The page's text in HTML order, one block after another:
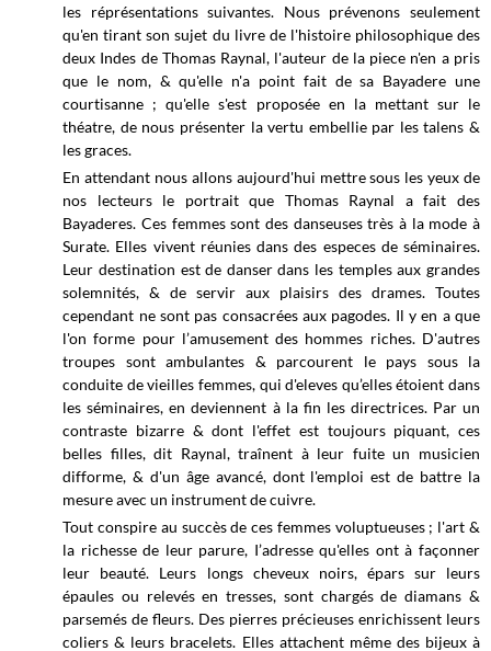
les réprésentations suivantes. Nous prévenons seulement
qu'en tirant son sujet du livre de l'histoire philosophique des
deux Indes de Thomas Raynal, l'auteur de la piece n'en a pris
que le nom, & qu'elle n'a point fait de sa Bayadere une
courtisanne ; qu'elle s'est proposée en la mettant sur le
théatre, de nous présenter la vertu embellie par les talens &
les graces.
En attendant nous allons aujourd'hui mettre sous les yeux de
nos lecteurs le portrait que Thomas Raynal a fait des
Bayaderes. Ces femmes sont des danseuses très à la mode à
Surate. Elles vivent réunies dans des especes de séminaires.
Leur destination est de danser dans les temples aux grandes
solemnités, & de servir aux plaisirs des drames. Toutes
cependant ne sont pas consacrées aux pagodes. Il yen a que
l'on forme pour l’amusement des hommes riches. D'autres
troupes sont ambulantes & parcourent le pays sous la
conduite de vieilles femmes, qui d'eleves qu’elles étoient dans
les séminaires, en deviennent à la fin les directrices. Par un
contraste bizarre & dont l'effet est toujours piquant, ces
belles filles, dit Raynal, traînent à leur fuite un musicien
difforme, & d'un âge avancé, dont l'emploi est de battre la
mesure avec un instrument de cuivre.
Tout conspire au succès de ces femmes voluptueuses ; l'art &
la richesse de leur parure, I’adresse qu'elles ont à façonner
leur beauté. Leurs longs cheveux noirs, épars sur leurs
épaules ou relevés en tresses, sont chargés de diamans &
parsemés de fleurs. Des pierres précieuses enrichissent leurs
coliers & leurs bracelets. Elles attachent même des bijeux à